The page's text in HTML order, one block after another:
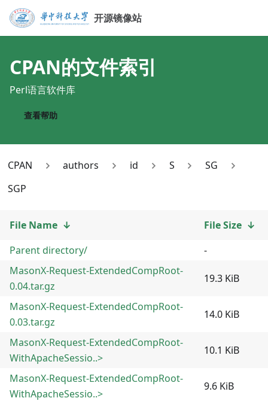
开源镜像站
CPAN的文件索引
Perl语言软件库
查看帮助
CPAN authors id S
SG
SGP
File Name ↓ File Size ↓
Parent directory/
-
MasonX-Request-ExtendedCompRoot-
0.04.tar.gz
19.3 KiB
MasonX-Request-ExtendedCompRoot-
0.03.tar.gz
14.0 KiB
MasonX-Request-ExtendedCompRoot-
WithApacheSessio..>
10.1 KiB
MasonX-Request-ExtendedCompRoot-
WithApacheSessio..>
9.6 KiB